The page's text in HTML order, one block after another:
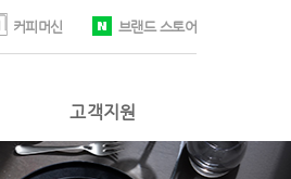
커피머신 브랜드 스토어
고객지원